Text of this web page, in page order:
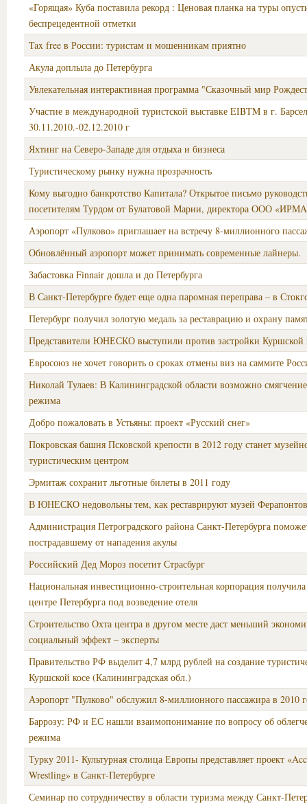
«Горящая» Куба поставила рекорд : Ценовая планка на туры
беспрецедентной отметки
Tax free в России: туристам и мошенникам приятно
Акула доплыла до Петербурга
Увлекательная интерактивная программа "Сказочный мир
Участие в международной туристской выставке EIBTM в г.
30.11.2010.-02.12.2010 г
Яхтинг на Северо-Западе для отдыха и бизнеса
Туристическому рынку нужна прозрачность
Кому выгодно банкротство Капитала? Открытое письмо
посетителям Турдом от Булатовой Марии, директора ООО
Аэропорт «Пулково» приглашает на встречу 8-миллионного
Обновлённый аэропорт может принимать современные лайнеры.
Забастовка Finnair дошла и до Петербурга
В Санкт-Петербурге будет еще одна паромная переправа – в
Петербург получил золотую медаль за реставрацию и охрану
Представители ЮНЕСКО выступили против застройки Куршской
Евросоюз не хочет говорить о сроках отмены виз на саммите
Николай Тулаев: В Калининградской области возможно
режима
Добро пожаловать в Устьяны: проект «Русский снег»
Покровская башня Псковской крепости в 2012 году станет
туристическим центром
Эрмитаж сохранит льготные билеты в 2011 году
В ЮНЕСКО недовольны тем, как реставрируют музей
Администрация Петроградского района Санкт-Петербурга
пострадавшему от нападения акулы
Российский Дед Мороз посетит Страсбург
Национальная инвестиционно-строительная корпорация
центре Петербурга под возведение отеля
Строительство Охта центра в другом месте даст меньший
социальный эффект – эксперты
Правительство РФ выделит 4,7 млрд рублей на создание
Куршской косе (Калининградская обл.)
Аэропорт "Пулково" обслужил 8-миллионного пассажира в 2010
Баррозу: РФ и ЕС нашли взаимопонимание по вопросу об
режима
Турку 2011- Культурная столица Европы представляет проект
Wrestling» в Санкт-Петербурге
Семинар по сотрудничеству в области туризма между Санкт-